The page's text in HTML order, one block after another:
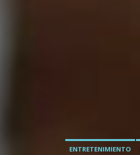
ENTRETENIMIENTO